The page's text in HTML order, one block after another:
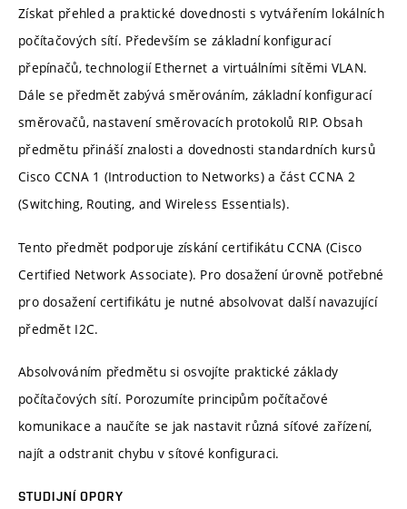
Získat přehled a praktické dovednosti s vytvářením lokálních
počítačových sítí. Především se základní konfigurací
přepínačů, technologií Ethernet a virtuálními sítěmi VLAN.
Dále se předmět zabývá směrováním, základní konfigurací
směrovačů, nastavení směrovacích protokolů RIP. Obsah
předmětu přináší znalosti a dovednosti standardních kursů
Cisco CCNA 1 (Introduction to Networks) a část CCNA 2
(Switching, Routing, and Wireless Essentials).
Tento předmět podporuje získání certifikátu CCNA (Cisco
Certified Network Associate). Pro dosažení úrovně potřebné
pro dosažení certifikátu je nutné absolvovat další navazující
předmět I2C.
Absolvováním předmětu si osvojíte praktické základy
počítačových sítí. Porozumíte principům počítačové
komunikace a naučíte se jak nastavit různá síťové zařízení,
najít a odstranit chybu v sítové konfiguraci.
STUDIJNÍ OPORY